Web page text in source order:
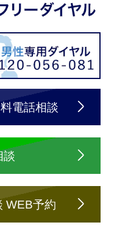
電話相談
談
WEB予約